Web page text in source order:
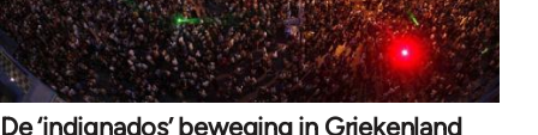
De ‘indignados’ beweging in Griekenland